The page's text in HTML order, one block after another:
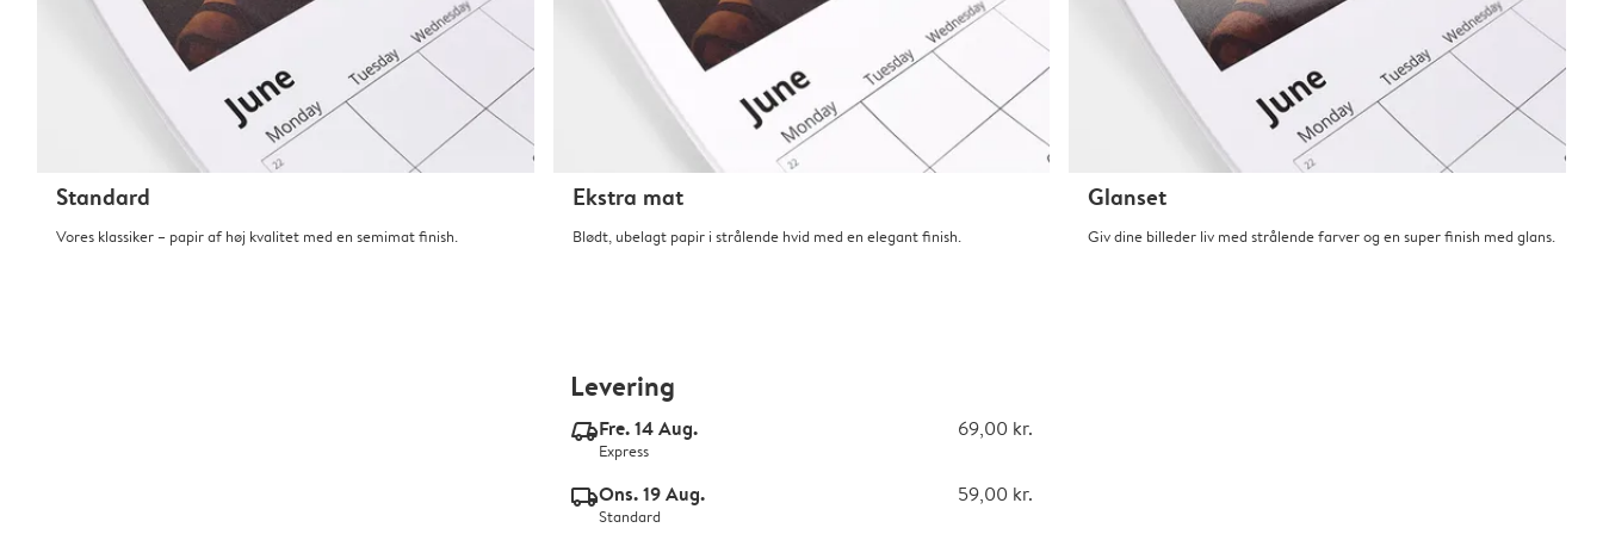
Standard
Vores klassiker – papir af høj kvalitet med en semimat finish.
Ekstra mat
Blødt, ubelagt papir i strålende hvid med en elegant finish.
Glanset
Giv dine billeder liv med strålende farver og en super finish med glans.
Levering
delivery_express_v2Fre. 14 Aug. 69,00 kr.
Express
delivery_standard_v2Ons. 19 Aug. 59,00 kr.
Standard